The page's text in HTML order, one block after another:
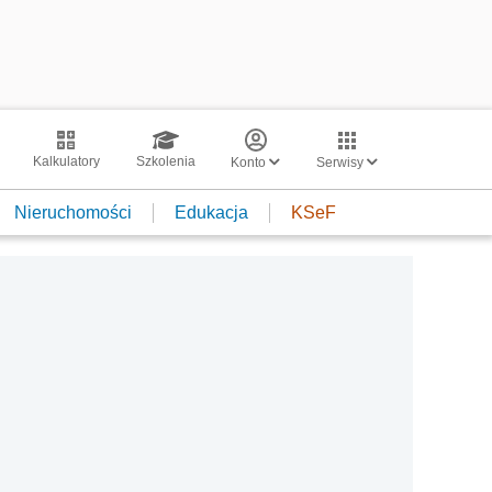
Kalkulatory Szkolenia Konto Serwisy
Nieruchomości Edukacja KSeF